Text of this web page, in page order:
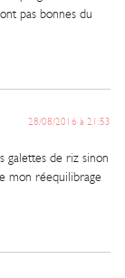
pas bonnes du
28/08/2016 à 21:53
galettes de riz sinon
mon réequilibrage